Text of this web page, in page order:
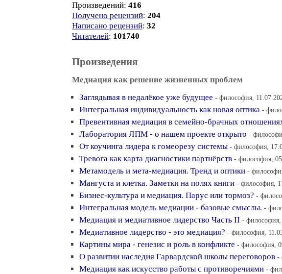
Произведений: 416
Получено рецензий: 204
Написано рецензий: 32
Читателей: 101740
Произведения
Медиация как решение жизненных проблем
Заглядывая в недалёкое уже будущее - философия,
Интегральная индивидуальность как новая оптика -
Превентивная медиация в семейно-брачных
Лаборатория ЛПМ - о нашем проекте открыто -
От коучинга лидера к гомеорезу системы - философия,
Тревога как карта диагностики партнёрств - философия,
Метамодель и мета-медиация. Тренд и оптики -
Мангуста и клетка. Заметки на полях книги - философия,
Бизнес-культура и медиация. Парус или тормоз? -
Интегральная модель медиации - базовые смыслы. -
Медиация и медиативное лидерство Часть II - философия,
Медиативное лидерство - это медиация? - философия,
Картины мира - генезис и роль в конфликте - философия,
О развитии наследия Гарвардской школы переговоров -
Медиация как искусство работы с противоречиями -